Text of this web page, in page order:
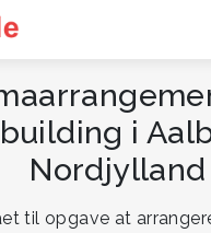
i
Nordjylland
til opgave at